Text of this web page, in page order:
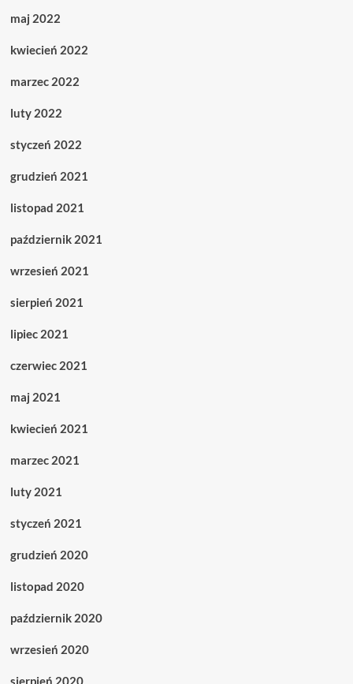
maj 2022
kwiecień 2022
marzec 2022
luty 2022
styczeń 2022
grudzień 2021
listopad 2021
październik 2021
wrzesień 2021
sierpień 2021
lipiec 2021
czerwiec 2021
maj 2021
kwiecień 2021
marzec 2021
luty 2021
styczeń 2021
grudzień 2020
listopad 2020
październik 2020
wrzesień 2020